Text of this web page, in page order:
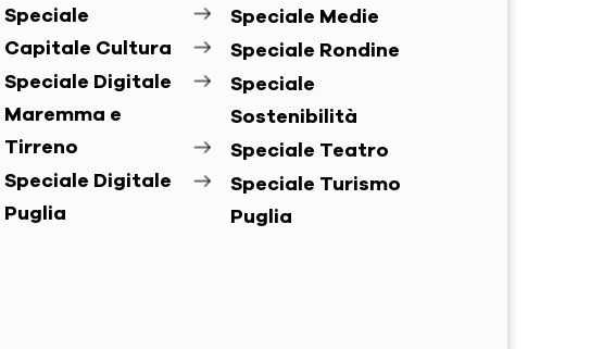
Speciale
Capitale Cultura
Speciale Digitale
Maremma e
Tirreno
Speciale Digitale
Puglia
Speciale Medie
Speciale Rondine
Speciale
Sostenibilità
Speciale Teatro
Speciale Turismo
Puglia